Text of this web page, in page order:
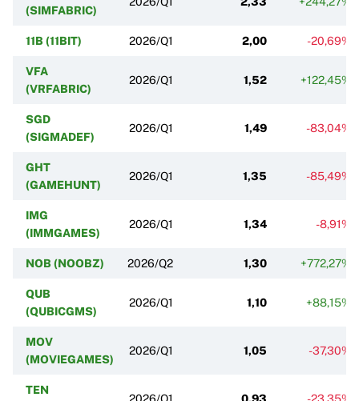
(SIMFABRIC)
11B (11BIT) 2026/Q1 2,00 -20,69%
VFA
(VRFABRIC)
2026/Q1 1,52 +122,45%
SGD
(SIGMADEF)
2026/Q1 1,49 -83,04%
GHT
(GAMEHUNT)
2026/Q1 1,35 -85,49%
IMG
(IMMGAMES)
2026/Q1 1,34 -8,91%
NOB (NOOBZ) 2026/Q2 1,30 +772,27%
QUB
(QUBICGMS)
2026/Q1 1,10 +88,15%
MOV
(MOVIEGAMES)
2026/Q1 1,05 -37,30%
TEN
2026/Q1 0,93 -23,35%